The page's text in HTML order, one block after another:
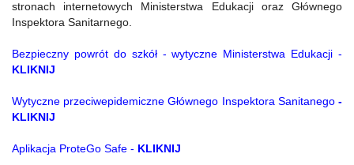
stronach internetowych Ministerstwa Edukacji oraz Głównego
Inspektora Sanitarnego.
Bezpieczny powrót do szkół - wytyczne Ministerstwa Edukacji -
KLIKNIJ
Wytyczne przeciwepidemiczne Głównego Inspektora Sanitanego -
KLIKNIJ
Aplikacja ProteGo Safe - KLIKNIJ